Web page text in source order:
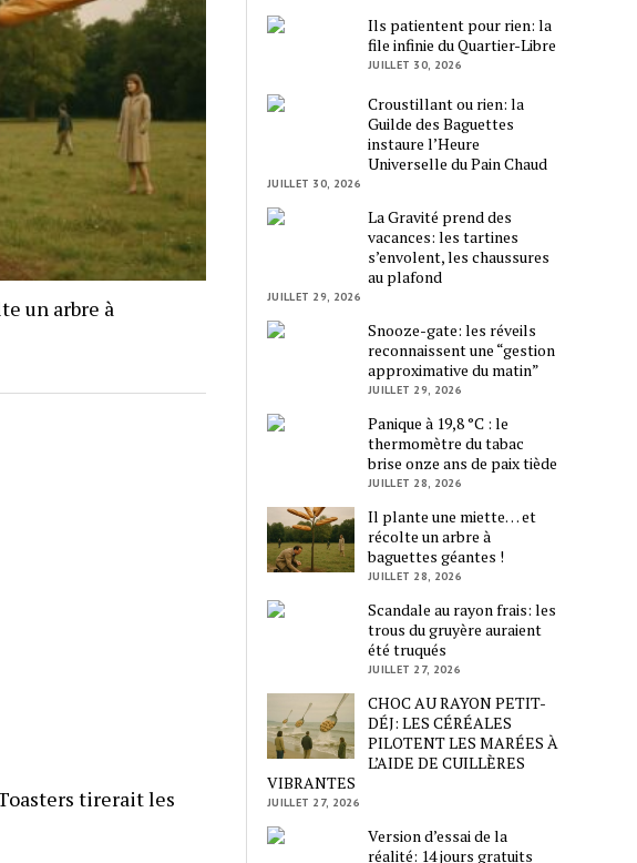
un arbre à
tirerait les
Ils patientent pour rien: la
file infinie du Quartier-Libre
JUILLET 30, 2026
Croustillant ou rien: la
Guilde des Baguettes
instaure l’Heure
Universelle du Pain Chaud
JUILLET 30, 2026
La Gravité prend des
vacances: les tartines
s’envolent, les chaussures
au plafond
JUILLET 29, 2026
Snooze-gate: les réveils
reconnaissent une “gestion
approximative du matin”
JUILLET 29, 2026
Panique à 19,8 °C : le
thermomètre du tabac
brise onze ans de paix tiède
JUILLET 28, 2026
Il plante une miette… et
récolte un arbre à
baguettes géantes !
JUILLET 28, 2026
Scandale au rayon frais: les
trous du gruyère auraient
été truqués
JUILLET 27, 2026
CHOC AU RAYON PETIT-
DÉJ: LES CÉRÉALES
PILOTENT LES MARÉES À
L’AIDE DE CUILLÈRES
VIBRANTES
JUILLET 27, 2026
Version d’essai de la
réalité: 14 jours gratuits